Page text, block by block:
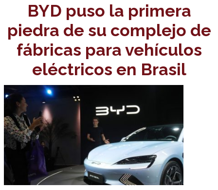
BYD puso la primera
piedra de su complejo de
fábricas para vehículos
eléctricos en Brasil